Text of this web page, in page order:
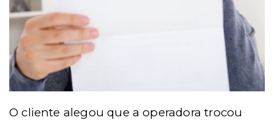
O cliente alegou que a operadora trocou